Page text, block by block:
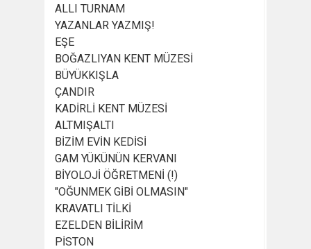
ALLI TURNAM
YAZANLAR YAZMIŞ!
EŞE
BOĞAZLIYAN KENT MÜZESİ
BÜYÜKKIŞLA
ÇANDIR
KADİRLİ KENT MÜZESİ
ALTMIŞALTI
BİZİM EVİN KEDİSİ
GAM YÜKÜNÜN KERVANI
BİYOLOJİ ÖĞRETMENİ (!)
"OĞUNMEK GİBİ OLMASIN"
KRAVATLI TİLKİ
EZELDEN BİLİRİM
PİSTON